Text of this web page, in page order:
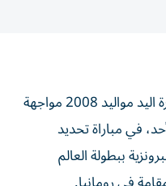
يخوض منتخب مصر للناشئات لكرة اليد مواليد 2008 مواجهة
في مباراة تحديد
ببطولة العالم